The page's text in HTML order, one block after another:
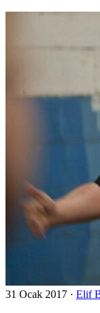
31 Ocak 2017 · Elif